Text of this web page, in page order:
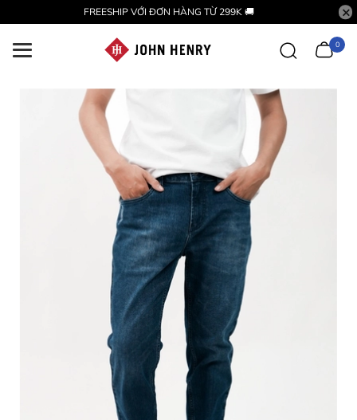
FREESHIP VỚI ĐƠN HÀNG TỪ 299K 🚚
0